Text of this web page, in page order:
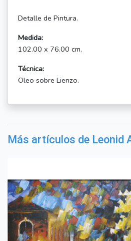
Detalle de Pintura.
Medida:
102.00 x 76.00 cm.
Técnica:
Oleo sobre Lienzo.
Más artículos de Leonid